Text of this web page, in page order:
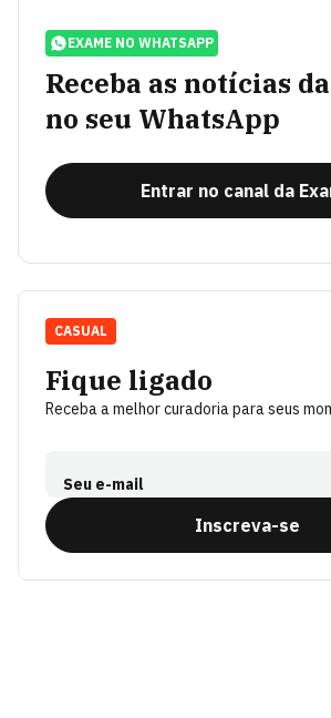
EXAME NO WHATSAPP
Receba as notícias
no seu WhatsApp
Entrar no canal da
Fique ligado
Receba a melhor curadoria para seus
Seu e-mail
Inscreva-se
CASUAL